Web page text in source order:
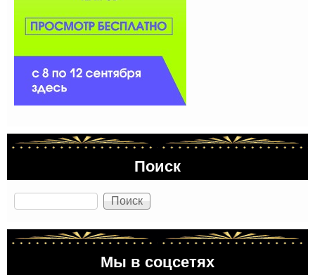
Поиск
Поиск
Мы в соцсетях